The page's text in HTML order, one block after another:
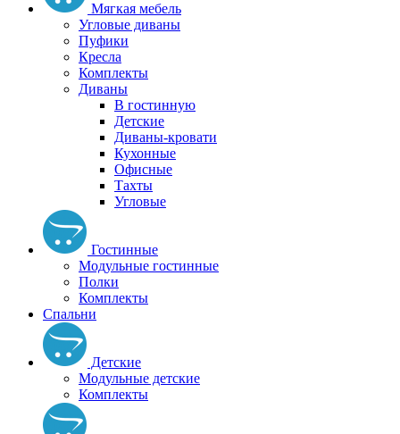
Мягкая мебель
Угловые диваны
Пуфики
Кресла
Комплекты
Диваны
В гостинную
Детские
Диваны-кровати
Кухонные
Офисные
Тахты
Угловые
Гостинные
Модульные гостинные
Полки
Комплекты
Спальни
Детские
Модульные детские
Комплекты